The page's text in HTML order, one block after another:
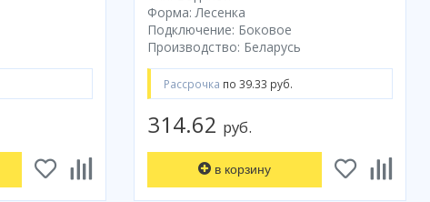
Форма: Лесенка
Подключение: Боковое
Производство: Беларусь
Рассрочка по 39.33 руб.
314.62 руб.
в корзину